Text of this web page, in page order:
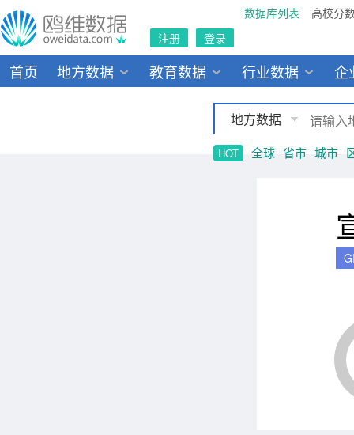
数据库列表
高校分
注册
登录
首页 地方数据 教育数据 行业数据 企
地方数据
HOT 全球 省市 城市